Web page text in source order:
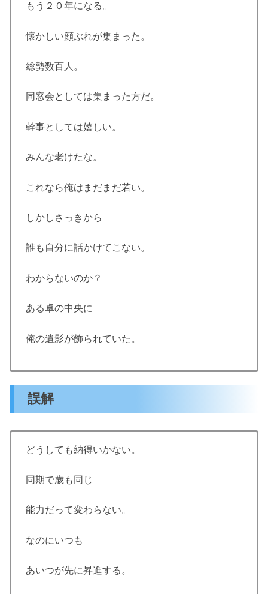
もう２０年になる。
懐かしい顔ぶれが集まった。
総勢数百人。
同窓会としては集まった方だ。
幹事としては嬉しい。
みんな老けたな。
これなら俺はまだまだ若い。
しかしさっきから
誰も自分に話かけてこない。
わからないのか？
ある卓の中央に
俺の遺影が飾られていた。
誤解
どうしても納得いかない。
同期で歳も同じ
能力だって変わらない。
なのにいつも
あいつが先に昇進する。